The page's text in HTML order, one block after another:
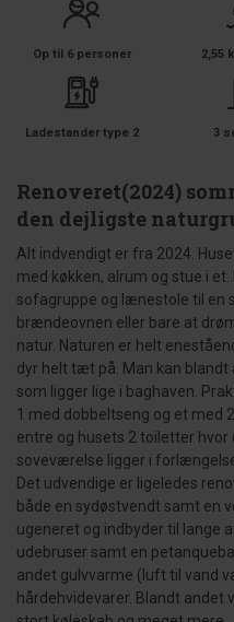
Op til 6 personer 2,55
Ladestander type 2 3
Renoveret(2024)
den dejligste
Alt indvendigt er fra 2024.
med køkken, alrum og stue i
sofagruppe og lænestole til en
brændeovnen eller bare at
natur. Naturen er helt
dyr helt tæt på. Man kan blandt
som ligger lige i baghaven.
1 med dobbeltseng og et med
entre og husets 2 toiletter hvor
soveværelse ligger i
Det udvendige er ligeledes
både en sydøstvendt samt en
ugeneret og indbyder til lange
udebruser samt en
andet gulvvarme (luft til vand
hårdehvidevarer. Blandt andet